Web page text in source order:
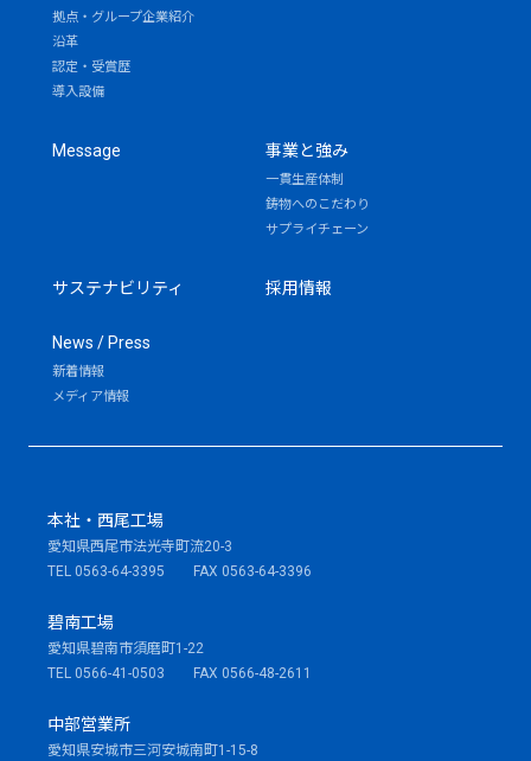
拠点・グループ企業紹介
沿革
認定・受賞歴
導入設備
Message 事業と強み
一貫生産体制
鋳物へのこだわり
サプライチェーン
サステナビリティ 採用情報
News / Press
新着情報
メディア情報
本社・西尾工場
愛知県西尾市法光寺町流20-3
TEL 0563-64-3395 FAX 0563-64-3396
碧南工場
愛知県碧南市須磨町1-22
TEL 0566-41-0503 FAX 0566-48-2611
中部営業所
愛知県安城市三河安城南町1-15-8